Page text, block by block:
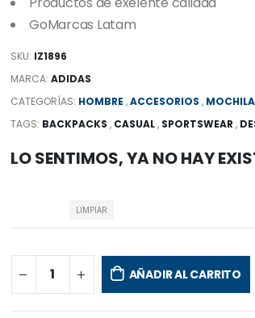
GoMarcas Latam
SKU: IZ1896
MARCA:ADIDAS
CATEGORÍAS: HOMBRE ,ACCESORIOS ,
TAGS: BACKPACKS , CASUAL, SPORTSWEAR ,
LO SENTIMOS, YA NO HAY
LIMPIAR
AÑADIR AL CARRITO